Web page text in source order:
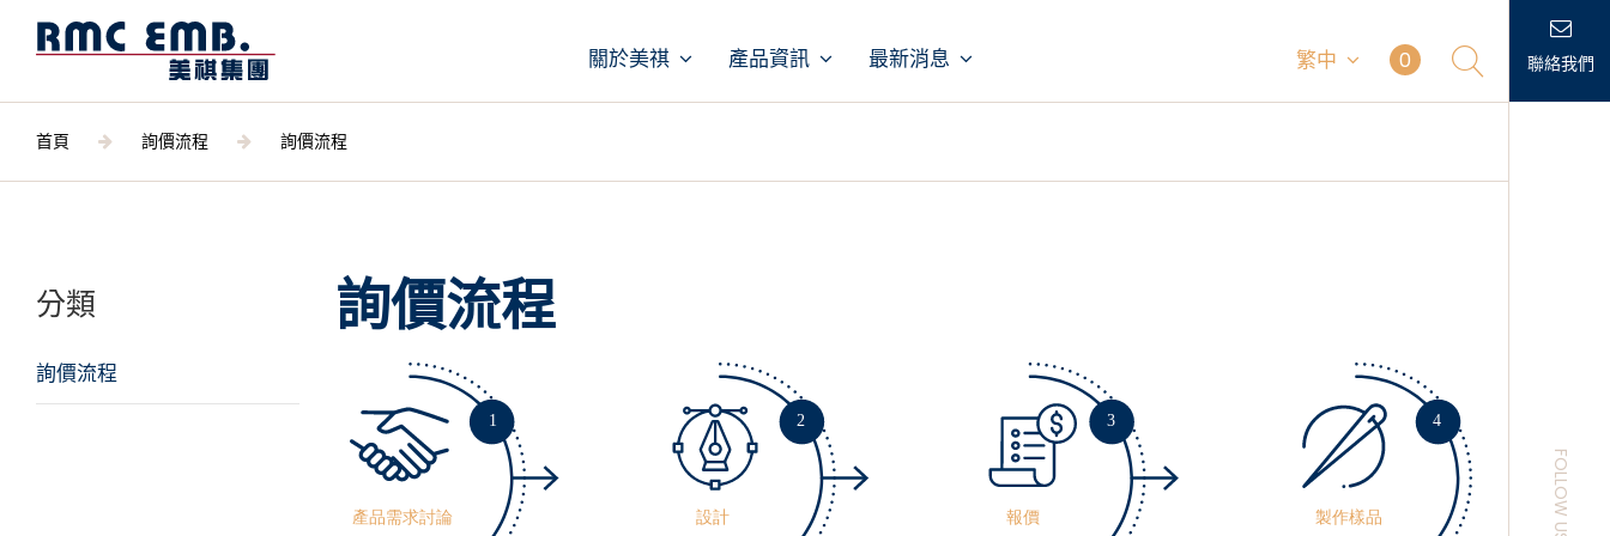
關於美祺 產品資訊 最新消息 繁中 0
首頁 詢價流程 詢價流程
分類
詢價流程
詢價流程
聯絡我們
FOLLOW US
最新消息